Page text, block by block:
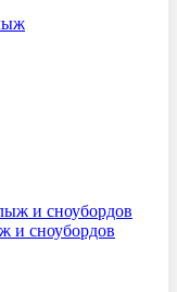
и сноубордов